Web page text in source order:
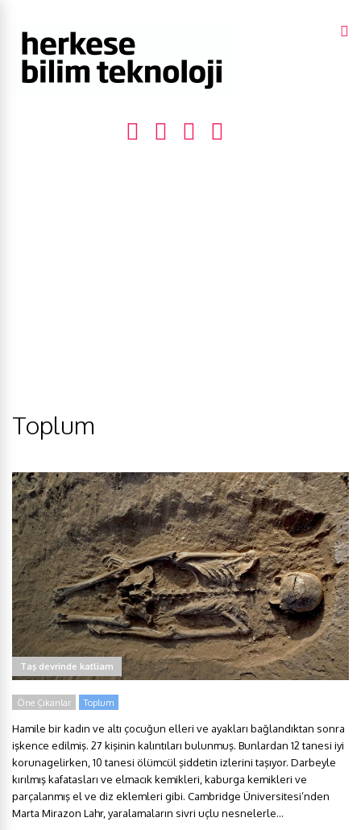
Toplum
Taş devrinde katliam
Öne Çıkanlar Toplum
Hamile bir kadın ve altı çocuğun elleri ve ayakları bağlandıktan sonra
işkence edilmiş. 27 kişinin kalıntıları bulunmuş. Bunlardan 12 tanesi iyi
korunagelirken, 10 tanesi ölümcül şiddetin izlerini taşıyor. Darbeyle
kırılmış kafatasları ve elmacık kemikleri, kaburga kemikleri ve
parçalanmış el ve diz eklemleri gibi. Cambridge Üniversitesi’nden
Marta Mirazon Lahr, yaralamaların sivri uçlu nesnelerle...